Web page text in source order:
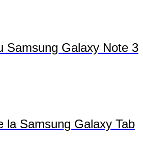
Samsung Galaxy Note 3
la Samsung Galaxy Tab